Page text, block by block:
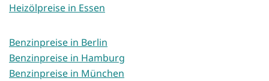
Heizölpreise in Essen
Benzinpreise in Berlin
Benzinpreise in Hamburg
Benzinpreise in München